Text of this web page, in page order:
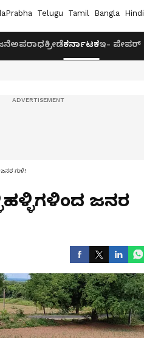
Telugu Tamil Bangla Hindi
ಅಪರಾಧಕ್ರೀಡೆಕರ್ನಾಟಕಇ- ಪೇಪರ್
ಗುಳೆ!
ಜನರ